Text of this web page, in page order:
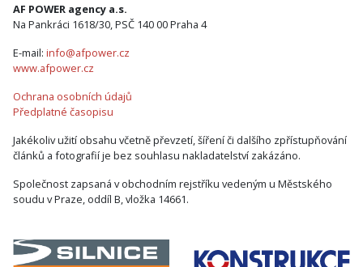
AF POWER agency a.s.
Na Pankráci 1618/30, PSČ 140 00 Praha 4
E-mail: info@afpower.cz
www.afpower.cz
Ochrana osobních údajů
Předplatné časopisu
Jakékoliv užití obsahu včetně převzetí, šíření či dalšího zpřístupňování
článků a fotografií je bez souhlasu nakladatelství zakázáno.
Společnost zapsaná v obchodním rejstříku vedeným u Městského
soudu v Praze, oddíl B, vložka 14661.